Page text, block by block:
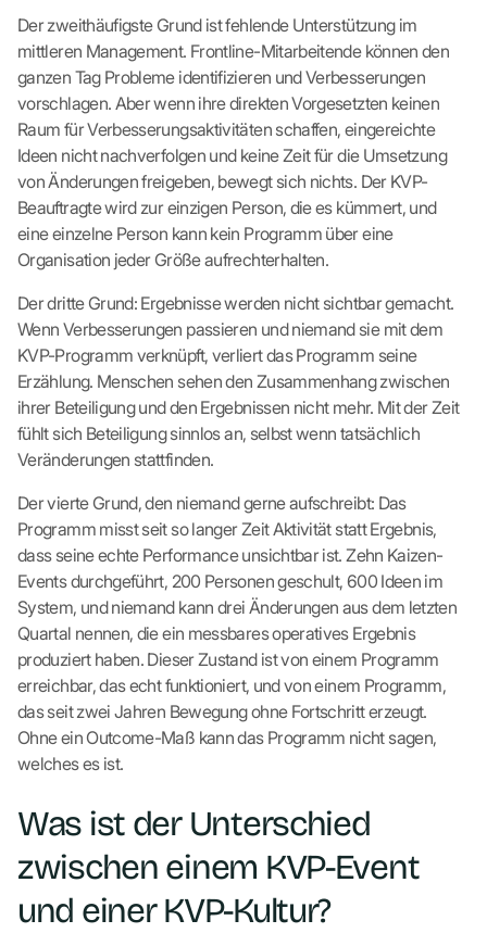
Der zweithäufigste Grund ist fehlende Unterstützung im
mittleren Management. Frontline-Mitarbeitende können den
ganzen Tag Probleme identifizieren und Verbesserungen
vorschlagen. Aber wenn ihre direkten Vorgesetzten keinen
Raum für Verbesserungsaktivitäten schaffen, eingereichte
Ideen nicht nachverfolgen und keine Zeit für die Umsetzung
von Änderungen freigeben, bewegt sich nichts. Der KVP-
Beauftragte wird zur einzigen Person, die es kümmert, und
eine einzelne Person kann kein Programm über eine
Organisation jeder Größe aufrechterhalten.
Der dritte Grund: Ergebnisse werden nicht sichtbar gemacht.
Wenn Verbesserungen passieren und niemand sie mit dem
KVP-Programm verknüpft, verliert das Programm seine
Erzählung. Menschen sehen den Zusammenhang zwischen
ihrer Beteiligung und den Ergebnissen nicht mehr. Mit der Zeit
fühlt sich Beteiligung sinnlos an, selbst wenn tatsächlich
Veränderungen stattfinden.
Der vierte Grund, den niemand gerne aufschreibt: Das
Programm misst seit so langer Zeit Aktivität statt Ergebnis,
dass seine echte Performance unsichtbar ist. Zehn Kaizen-
Events durchgeführt, 200 Personen geschult, 600 Ideen im
System, und niemand kann drei Änderungen aus dem letzten
Quartal nennen, die ein messbares operatives Ergebnis
produziert haben. Dieser Zustand ist von einem Programm
erreichbar, das echt funktioniert, und von einem Programm,
das seit zwei Jahren Bewegung ohne Fortschritt erzeugt.
Ohne ein Outcome-Maß kann das Programm nicht sagen,
welches es ist.
Was ist der Unterschied
zwischen einem KVP-Event
und einer KVP-Kultur?